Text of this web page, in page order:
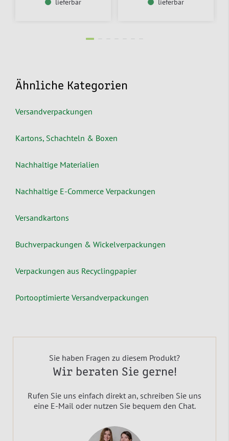
lieferbar lieferbar
Ähnliche Kategorien
Versandverpackungen
Kartons, Schachteln & Boxen
Nachhaltige Materialien
Nachhaltige E-Commerce Verpackungen
Versandkartons
Buchverpackungen & Wickelverpackungen
Verpackungen aus Recyclingpapier
Portooptimierte Versandverpackungen
Sie haben Fragen zu diesem Produkt?
Wir beraten Sie gerne!
Rufen Sie uns einfach direkt an, schreiben Sie uns
eine E-Mail oder nutzen Sie bequem den Chat.